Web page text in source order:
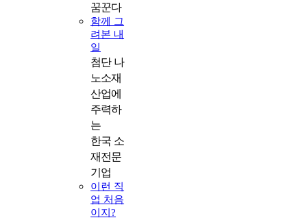
꿈꾼다
함께 그
려본 내
일
첨단 나
노소재
산업에
주력하
는
한국 소
재전문
기업
이런 직
업 처음
이지?